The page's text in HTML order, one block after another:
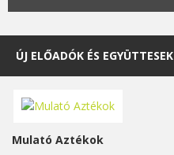
ÚJ ELŐADÓK ÉS EGYÜTTESEK
Mulató Aztékok